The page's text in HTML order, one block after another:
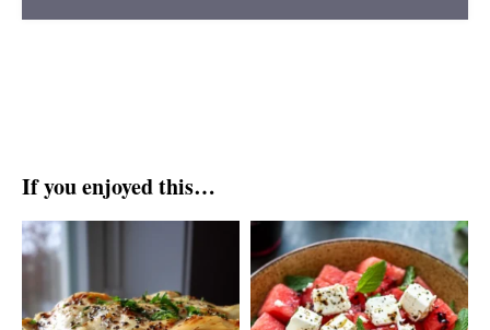
If you enjoyed this…